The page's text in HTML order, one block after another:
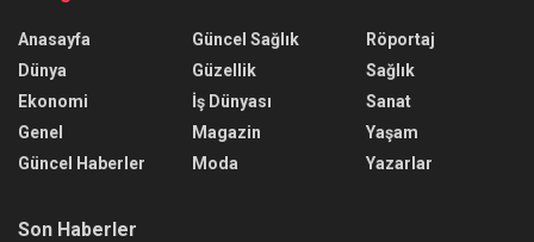
Anasayfa
Dünya
Ekonomi
Genel
Güncel Haberler
Güncel Sağlık
Güzellik
İş Dünyası
Magazin
Moda
Röportaj
Sağlık
Sanat
Yaşam
Yazarlar
Son Haberler